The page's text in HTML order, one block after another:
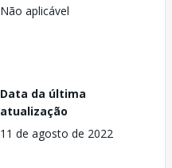
Não aplicável
Data da última
atualização
11 de agosto de 2022